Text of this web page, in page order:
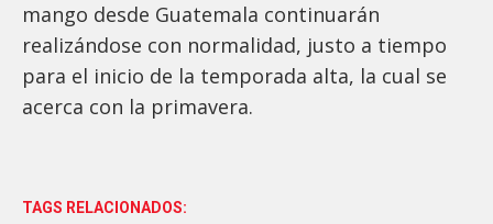
mango desde Guatemala continuarán
realizándose con normalidad, justo a tiempo
para el inicio de la temporada alta, la cual se
acerca con la primavera.
TAGS RELACIONADOS: